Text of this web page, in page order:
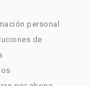
personal
de